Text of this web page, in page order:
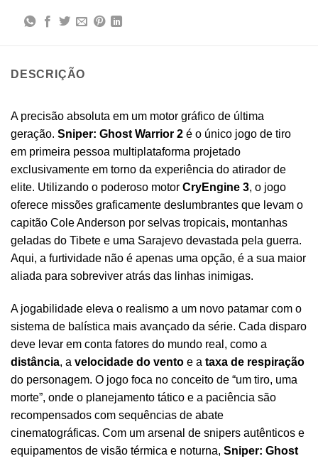
DESCRIÇÃO
A precisão absoluta em um motor gráfico de última
geração. Sniper: Ghost Warrior 2 é o único jogo de tiro
em primeira pessoa multiplataforma projetado
exclusivamente em torno da experiência do atirador de
elite. Utilizando o poderoso motor CryEngine 3, o jogo
oferece missões graficamente deslumbrantes que levam o
capitão Cole Anderson por selvas tropicais, montanhas
geladas do Tibete e uma Sarajevo devastada pela guerra.
Aqui, a furtividade não é apenas uma opção, é a sua maior
aliada para sobreviver atrás das linhas inimigas.
A jogabilidade eleva o realismo a um novo patamar com o
sistema de balística mais avançado da série. Cada disparo
deve levar em conta fatores do mundo real, como a
distância, a velocidade do vento e a taxa de respiração
do personagem. O jogo foca no conceito de “um tiro, uma
morte”, onde o planejamento tático e a paciência são
recompensados com sequências de abate
cinematográficas. Com um arsenal de snipers autênticos e
equipamentos de visão térmica e noturna, Sniper: Ghost